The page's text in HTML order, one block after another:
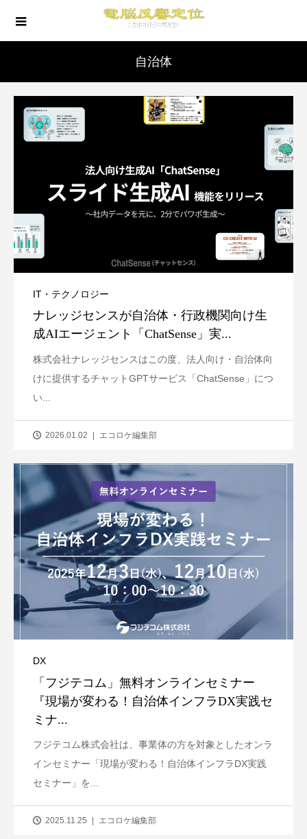
自治体
IT・テクノロジー
ナレッジセンスが自治体・行政機関向け生
成AIエージェント「ChatSense」実...
株式会社ナレッジセンスはこの度、法人向け・自治体向
けに提供するチャットGPTサービス「ChatSense」につ
い...
2026.01.02 エコロケ編集部
DX
「フジテコム」無料オンラインセミナー
『現場が変わる！自治体インフラDX実践セ
ミナ...
フジテコム株式会社は、事業体の方を対象としたオンラ
インセミナー「現場が変わる！自治体インフラDX実践
セミナー」を...
2025.11.25 エコロケ編集部